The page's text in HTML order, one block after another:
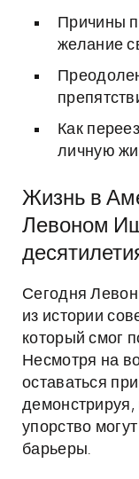
Причины
желание
Как
личную
Жизнь в
Левоном
Сегодня
из истории
который смог
Несмотря на
оставаться
демонстрируя,
упорство
барьеры.